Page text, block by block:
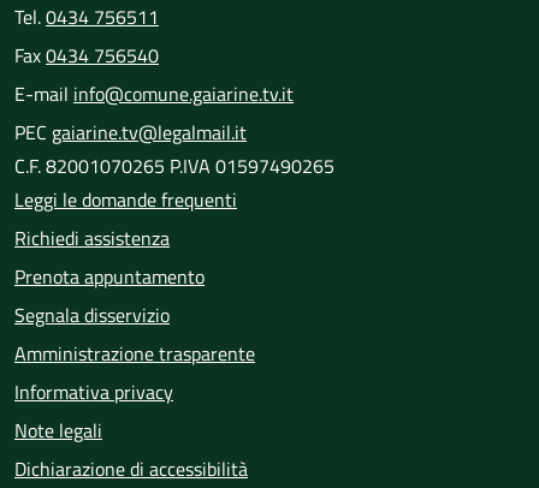
Tel.0434 756511
Fax0434 756540
E-mail info@comune.gaiarine.tv.it
PEC gaiarine.tv@legalmail.it
C.F. 82001070265 P.IVA 01597490265
Leggi le domande frequenti
Richiedi assistenza
Prenota appuntamento
Segnala disservizio
Amministrazione trasparente
Informativa privacy
Note legali
Dichiarazione di accessibilità